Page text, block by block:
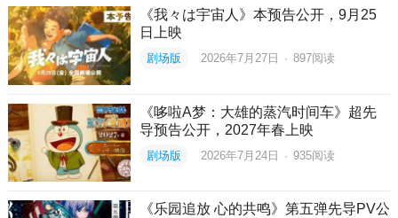
《我々は宇宙人》本预告公开，9月25
日上映
剧场版 2026年7月27日 · 897阅读
《哆啦A梦：大雄的蒸汽时间车》超先
导预告公开，2027年春上映
剧场版 2026年7月24日 · 935阅读
《乐园追放 心的共鸣》第五弹先导PV公